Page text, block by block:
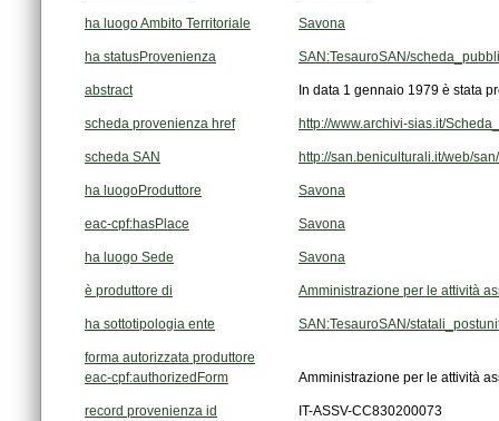
ha luogo Ambito Territoriale Savona
ha statusProvenienza SAN:TesauroSAN/
abstract In data 1 gennaio 1979 è stata
scheda provenienza href http://www.archivi-sias.it/
scheda SAN http://san.beniculturali.it/web/
ha luogoProduttore Savona
eac-cpf:hasPlace Savona
ha luogo Sede Savona
è produttore di Amministrazione per le attività
ha sottotipologia ente SAN:TesauroSAN/
forma autorizzata produttore
eac-cpf:authorizedForm
Amministrazione per le attività
record provenienza id IT-ASSV-CC830200073